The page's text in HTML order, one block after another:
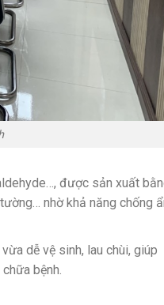
được sản xuất
nhờ khả năng chống
dễ vệ sinh, lau chùi, giúp
bệnh.